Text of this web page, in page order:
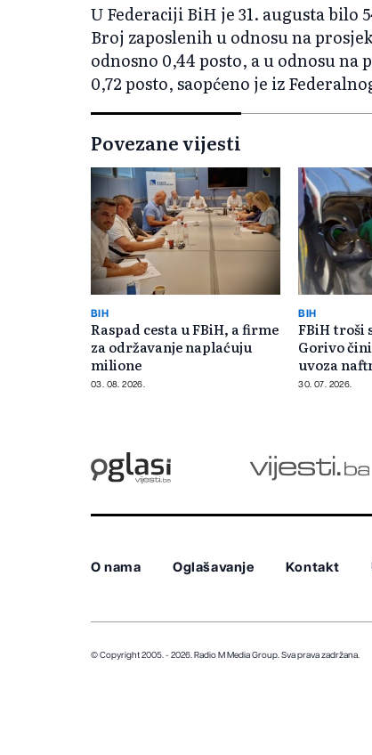
U Federaciji BiH je 31. augusta bilo
Broj zaposlenih u odnosu na
odnosno 0,44 posto, a u odnosu na
0,72 posto, saopćeno je iz
Povezane vijesti
BIH
Raspad cesta u FBiH, a firme
za održavanje naplaćuju
milione
03. 08. 2026.
BIH
FBiH troši
Gorivo
uvoza
30. 07. 2026.
O nama Oglašavanje Kontakt
© Copyright 2005. - 2026. Radio M Media Group. Sva prava zadržana.